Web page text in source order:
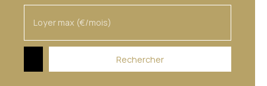
Loyer max (€/mois)
Rechercher